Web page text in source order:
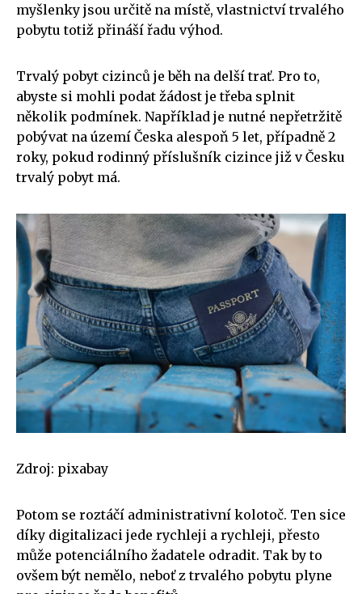
myšlenky jsou určitě na místě, vlastnictví trvalého
pobytu totiž přináší řadu výhod.
Trvalý pobyt cizinců je běh na delší trať. Pro to,
abyste si mohli podat žádost je třeba splnit
několik podmínek. Například je nutné nepřetržitě
pobývat na území Česka alespoň 5 let, případně 2
roky, pokud rodinný příslušník cizince již v Česku
trvalý pobyt má.
Zdroj: pixabay
Potom se roztáčí administrativní kolotoč. Ten sice
díky digitalizaci jede rychleji a rychleji, přesto
může potenciálního žadatele odradit. Tak by to
ovšem být nemělo, neboť z trvalého pobytu plyne